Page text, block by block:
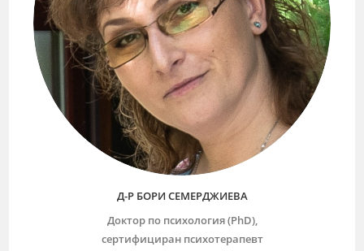
Д-Р БОРИ СЕМЕРДЖИЕВА
Доктор по психология (PhD),
сертифициран психотерапевт